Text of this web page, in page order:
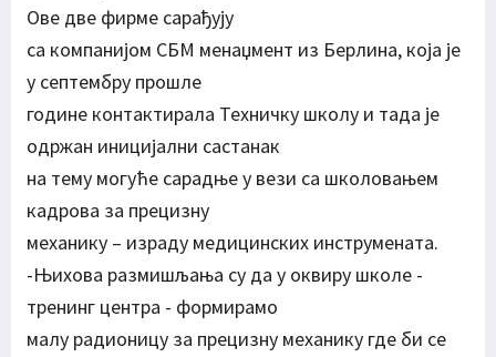
Ове две фирме сарађују
са компанијом СБМ менаџмент из Берлина, која је
у септембру прошле
године контактирала Техничку школу и тада је
одржан иницијални састанак
на тему могуће сарадње у вези са школовањем
кадрова за прецизну
механику – израду медицинских инструмената.
-Њихова размишљања су да у оквиру школе -
тренинг центра - формирамо
малу радионицу за прецизну механику где би се